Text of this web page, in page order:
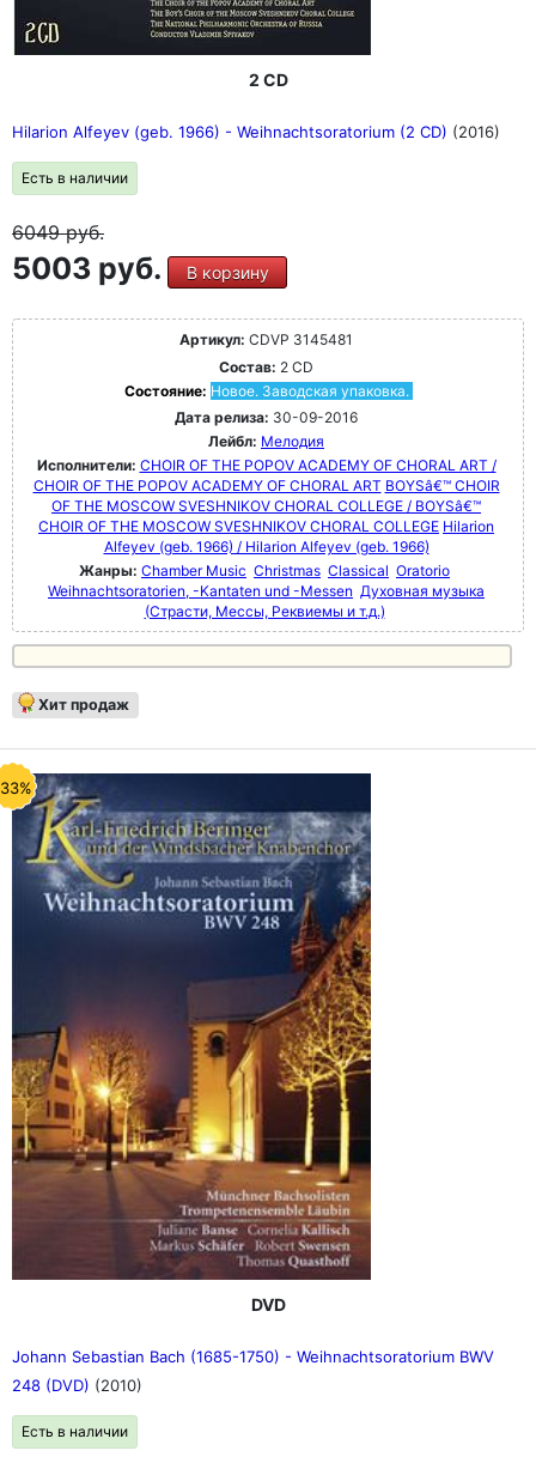
2 CD
Hilarion Alfeyev (geb. 1966) - Weihnachtsoratorium (2 CD) (2016)
Есть в наличии
6049руб.
5003 руб. В корзину
Артикул: CDVP 3145481
Состав: 2 CD
Состояние: Новое. Заводская упаковка.
Дата релиза: 30-09-2016
Лейбл: Мелодия
Исполнители: CHOIR OF THE POPOV ACADEMY OF CHORAL ART /
CHOIR OF THE POPOV ACADEMY OF CHORAL ART BOYSâ€™ CHOIR
OF THE MOSCOW SVESHNIKOV CHORAL COLLEGE / BOYSâ€™
CHOIR OF THE MOSCOW SVESHNIKOV CHORAL COLLEGE Hilarion
Alfeyev (geb. 1966) / Hilarion Alfeyev (geb. 1966)
Жанры: Chamber Music Christmas Classical Oratorio
Weihnachtsoratorien, -Kantaten und -Messen Духовная музыка
(Страсти, Мессы, Реквиемы и т.д.)
Хит продаж
DVD
Johann Sebastian Bach (1685-1750) - Weihnachtsoratorium BWV
248 (DVD) (2010)
Есть в наличии